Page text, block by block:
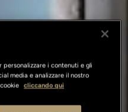
personalizzare i contenuti e gli
media e analizzare il nostro
cliccando qui